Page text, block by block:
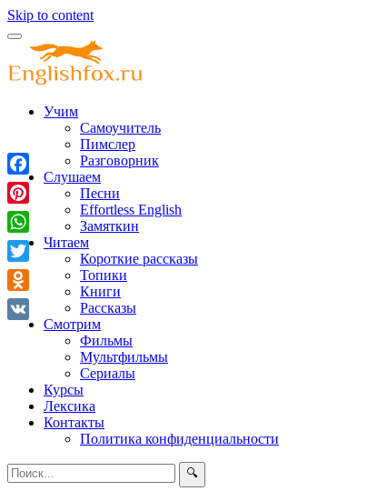
Skip to content
Учим
Самоучитель
Пимслер
Разговорник
Слушаем
Песни
Effortless English
Замяткин
Читаем
Короткие рассказы
Топики
Книги
Рассказы
Смотрим
Фильмы
Мультфильмы
Сериалы
Курсы
Лексика
Контакты
Политика конфиденциальности
🔍
Facebook
Pinterest
WhatsApp
Twitter
Odnoklassniki